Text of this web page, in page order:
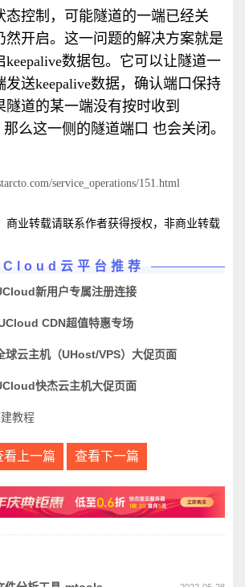
态控制，可能隧道的一端已经关
然开启。这一问题的解决方案就是
数据包。它可以让隧道一
送keepalive数据，确认端口保持
隧道的某一端没有按时收到
那么这一侧的隧道端口 也会关闭。
service_operations/151.html
商业转载请联系作者获得授权，非商业转载
云平台推荐
新用户专属注册连接
CDN超值特惠专场
球云主机（UHost/VPS）大促页面
快杰云主机大促页面
教程
看上一篇 查看下一篇